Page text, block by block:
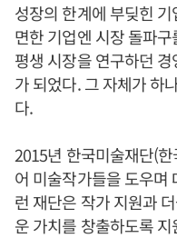
성장의 한계에 부딪힌
면한 기업엔 시장 돌파
평생 시장을 연구하던
가 되었다. 그 자체가 하
다.
2015년 한국미술재단(
어 미술작가들을 도우며
런 재단은 작가 지원과
운 가치를 창출하도록